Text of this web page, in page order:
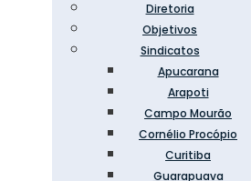
Diretoria
Objetivos
Sindicatos
Apucarana
Arapoti
Campo Mourão
Cornélio Procópio
Curitiba
Guarapuava